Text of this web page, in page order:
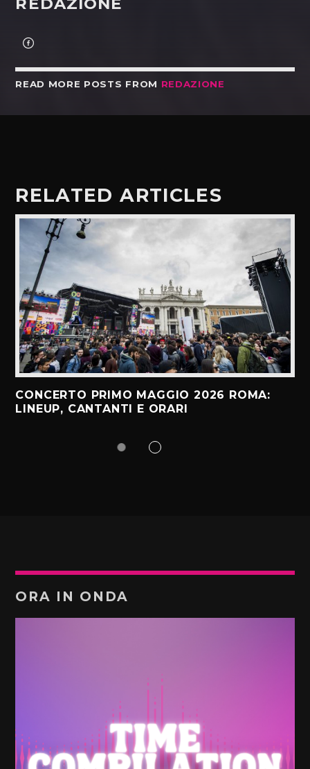
READ MORE POSTS FROM REDAZIONE
RELATED ARTICLES
CONCERTO PRIMO MAGGIO 2026 ROMA:
LINEUP, CANTANTI E ORARI
ORA IN ONDA